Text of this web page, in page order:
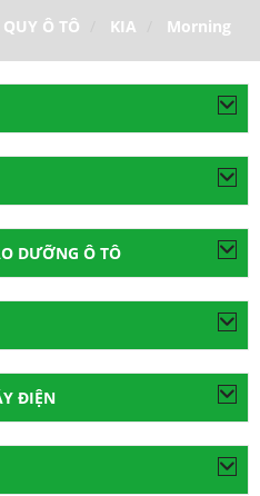
Ô TÔ KIA Morning
DƯỠNG Ô TÔ
ĐIỆN